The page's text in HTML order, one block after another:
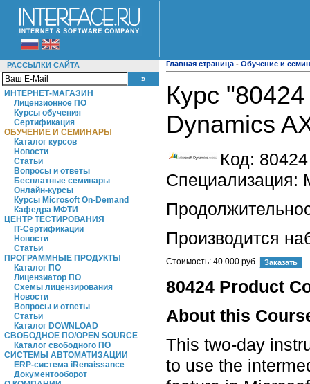
РАССЫЛКИ САЙТА
ИНТЕРНЕТ-МАГАЗИН
Лицензионное ПО
Курсы обучения
Сертификация
ОБУЧЕНИЕ И СЕМИНАРЫ
Каталог курсов
Новости
Статьи
Вопросы и ответы
Бесплатные семинары
Онлайн-курсы
Курсы Microsoft On-Demand
Кафедра МФТИ
ЦЕНТР ТЕСТИРОВАНИЯ
IT-Сертификации
Новости
Статьи
ПРОГРАММНЫЕ ПРОДУКТЫ
Каталог ПО
Лицензиатор ПО
Схемы лицензирования
Новости
Вопросы и ответы
Статьи
Каталог DOWNLOAD
СВОБОДНОЕ ПО/OPEN SOURCE
Каталог свободного ПО
СИСТЕМЫ АВТОМАТИЗАЦИИ
ERP-система iRenaissance
Документооборот
Главная страница - Обучение и
Курс
Dynamics
Код: 80424
Специализация:
Производится
Стоимость: 40 000 руб.
80424 Product
About this
This two-day
to use the